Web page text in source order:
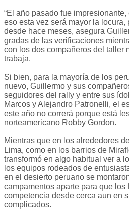
“El año pasado fue
eso esta vez será mayor la locura,
desde hace meses, asegura
gradas de las verificaciones
con los dos compañeros del taller
trabaja.
Si bien, para la mayoría de los
nuevo, Guillermo y sus
seguidores del rally y entre sus
Marcos y Alejandro Patronelli, el
este año no correrá porque está
norteamericano Robby Gordon.
Mientras que en los alrededores
Lima, como en los barrios de
transformó en algo habitual ver a
los equipos rodeados de
en el desierto peruano se
campamentos aparte para que los
competencia desde cerca aun en
complicados.